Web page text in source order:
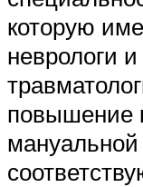
которую
неврологи
повышение